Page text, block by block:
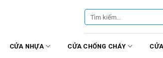
Tìm
kiếm:
CỬA NHỰA CỬA CHỐNG CHÁY